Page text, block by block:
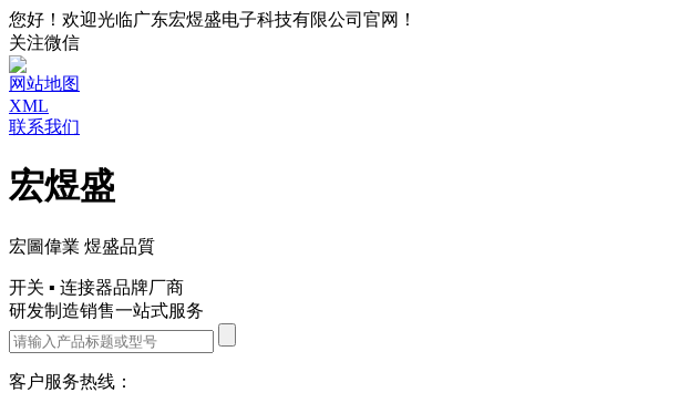
您好！欢迎光临广东宏煜盛电子科技有限公司官网！
关注微信
网站地图
XML
联系我们
宏煜盛
宏圖偉業 煜盛品質
开关 ▪ 连接器品牌厂商
研发制造销售一站式服务
客户服务热线：